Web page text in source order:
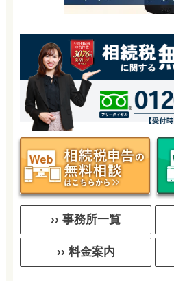
›› 事務所一覧
›› 料金案内